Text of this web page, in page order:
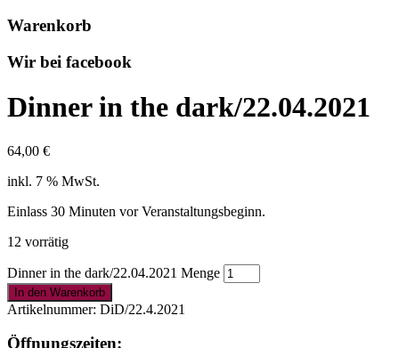
Warenkorb
Wir bei facebook
Dinner in the dark/22.04.2021
64,00 €
inkl. 7 % MwSt.
Einlass 30 Minuten vor Veranstaltungsbeginn.
12 vorrätig
Dinner in the dark/22.04.2021 Menge
In den Warenkorb
Artikelnummer: DiD/22.4.2021
Öffnungszeiten: